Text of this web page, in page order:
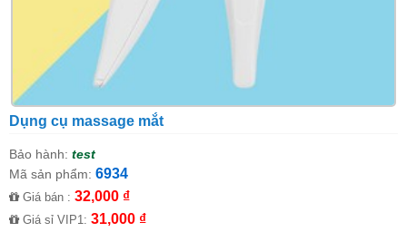
Dụng cụ massage mắt
Bảo hành: test
Mã sản phẩm: 6934
Giá bán : 32,000 ₫
Giá sỉ VIP1: 31,000 ₫